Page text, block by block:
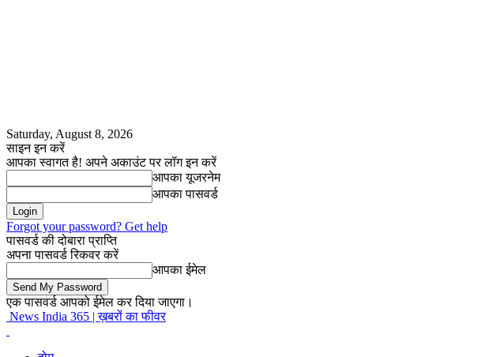
Saturday, August 8, 2026
साइन इन करें
आपका स्वागत है! अपने अकाउंट पर लॉग इन करें
आपका यूजरनेम
आपका पासवर्ड
Forgot your password? Get help
पासवर्ड की दोबारा प्राप्ति
अपना पासवर्ड रिकवर करें
आपका ईमेल
एक पासवर्ड आपको ईमेल कर दिया जाएगा।
News India 365 | ख़बरों का फीवर